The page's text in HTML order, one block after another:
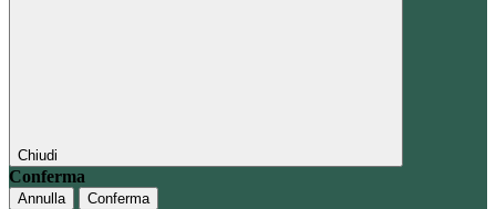
Chiudi
Conferma
Annulla Conferma